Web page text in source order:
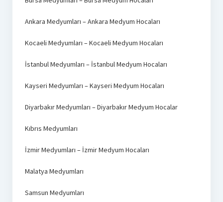
Ankara Medyumları – Ankara Medyum Hocaları
Kocaeli Medyumları – Kocaeli Medyum Hocaları
İstanbul Medyumları – İstanbul Medyum Hocaları
Kayseri Medyumları – Kayseri Medyum Hocaları
Diyarbakır Medyumları – Diyarbakır Medyum Hocalar
Kıbrıs Medyumları
İzmir Medyumları – İzmir Medyum Hocaları
Malatya Medyumları
Samsun Medyumları